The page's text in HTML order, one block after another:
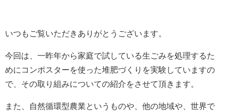
いつもご覧いただきありがとうございます。
今回は、一昨年から家庭で試している生ごみを処理するた
めにコンポスターを使った堆肥づくりを実験していますの
で、その取り組みについての紹介をさせて頂きます。
また、自然循環型農業というものや、他の地域や、世界で